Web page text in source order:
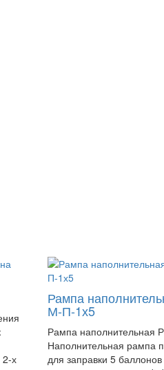
х
Рампа
М-П-1х5
Рампа наполнительная
Наполнительная рампа
для заправки 5